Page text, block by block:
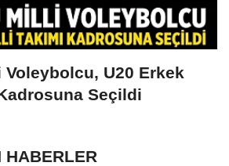
U20 Erkek
Seçildi
HABERLER